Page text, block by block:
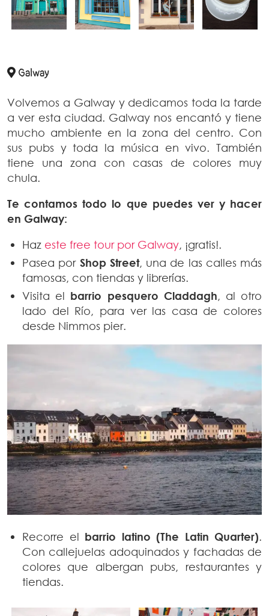
Galway
Volvemos a Galway y dedicamos toda la tarde
a ver esta ciudad. Galway nos encantó y tiene
mucho ambiente en la zona del centro. Con
sus pubs y toda la música en vivo. También
tiene una zona con casas de colores muy
chula.
Te contamos todo lo que puedes ver y hacer
en Galway:
Haz este free tour por Galway, ¡gratis!.
Pasea porShop Street, una de las calles más
famosas, con tiendas y librerías.
Visita el barrio pesquero Claddagh, al otro
lado del Río, para ver las casa de colores
desde Nimmos pier.
Recorre el barrio latino (The Latin Quarter).
Con callejuelas adoquinados y fachadas de
colores que albergan pubs, restaurantes y
tiendas.